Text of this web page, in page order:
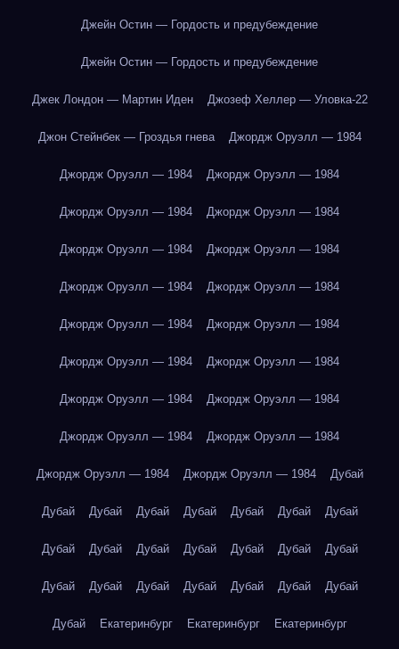
Джейн Остин — Гордость и предубеждение
Джейн Остин — Гордость и предубеждение
Джек Лондон — Мартин Иден Джозеф Хеллер — Уловка-22
Джон Стейнбек — Гроздья гнева Джордж Оруэлл — 1984
Джордж Оруэлл — 1984 Джордж Оруэлл — 1984
Джордж Оруэлл — 1984 Джордж Оруэлл — 1984
Джордж Оруэлл — 1984 Джордж Оруэлл — 1984
Джордж Оруэлл — 1984 Джордж Оруэлл — 1984
Джордж Оруэлл — 1984 Джордж Оруэлл — 1984
Джордж Оруэлл — 1984 Джордж Оруэлл — 1984
Джордж Оруэлл — 1984 Джордж Оруэлл — 1984
Джордж Оруэлл — 1984 Джордж Оруэлл — 1984
Джордж Оруэлл — 1984 Джордж Оруэлл — 1984 Дубай
Дубай Дубай Дубай Дубай Дубай Дубай Дубай
Дубай Дубай Дубай Дубай Дубай Дубай Дубай
Дубай Дубай Дубай Дубай Дубай Дубай Дубай
Дубай Екатеринбург Екатеринбург Екатеринбург